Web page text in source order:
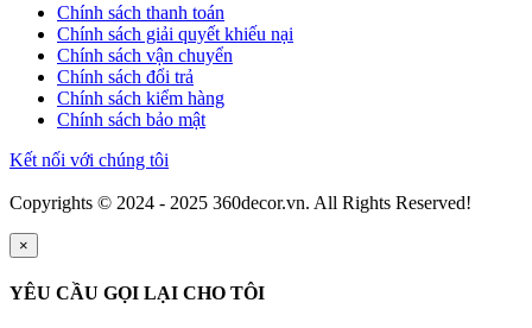
Chính sách thanh toán
Chính sách giải quyết khiếu nại
Chính sách vận chuyển
Chính sách đổi trả
Chính sách kiểm hàng
Chính sách bảo mật
Kết nối với chúng tôi
Copyrights © 2024 - 2025 360decor.vn. All Rights Reserved!
×
YÊU CẦU GỌI LẠI CHO TÔI